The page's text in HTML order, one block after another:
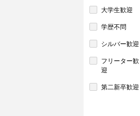
大学生歓迎
学歴不問
シルバー歓迎
フリーター歓
迎
第二新卒歓迎